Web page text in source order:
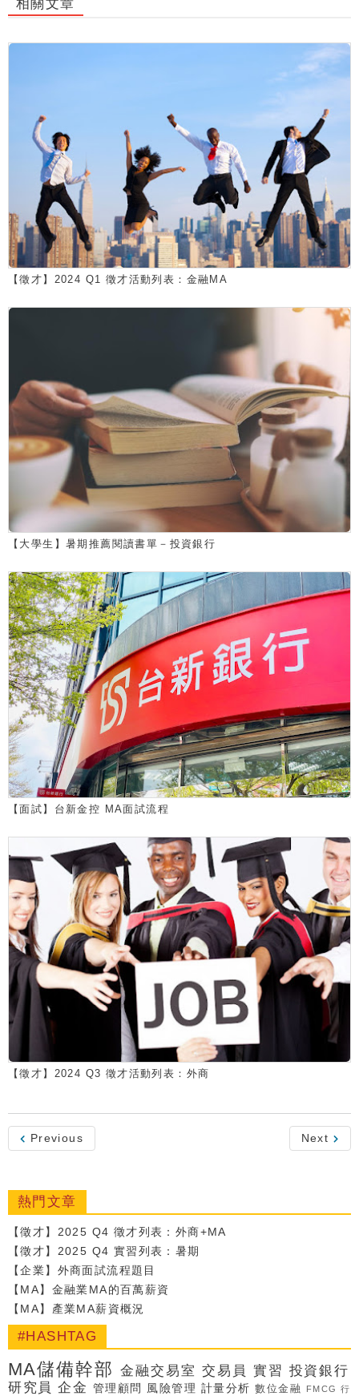
相關文章
【徵才】2024 Q1 徵才活動列表：金融MA
【大學生】暑期推薦閱讀書單－投資銀行
【面試】台新金控 MA面試流程
【徵才】2024 Q3 徵才活動列表：外商
Previous Next
熱門文章
【徵才】2025 Q4 徵才列表：外商+MA
【徵才】2025 Q4 實習列表：暑期
【企業】外商面試流程題目
【MA】金融業MA的百萬薪資
【MA】產業MA薪資概況
#HASHTAG
MA儲備幹部 金融交易室 交易員 實習 投資銀行
研究員 企金 管理顧問 風險管理 計量分析 數位金融 FMCG 行